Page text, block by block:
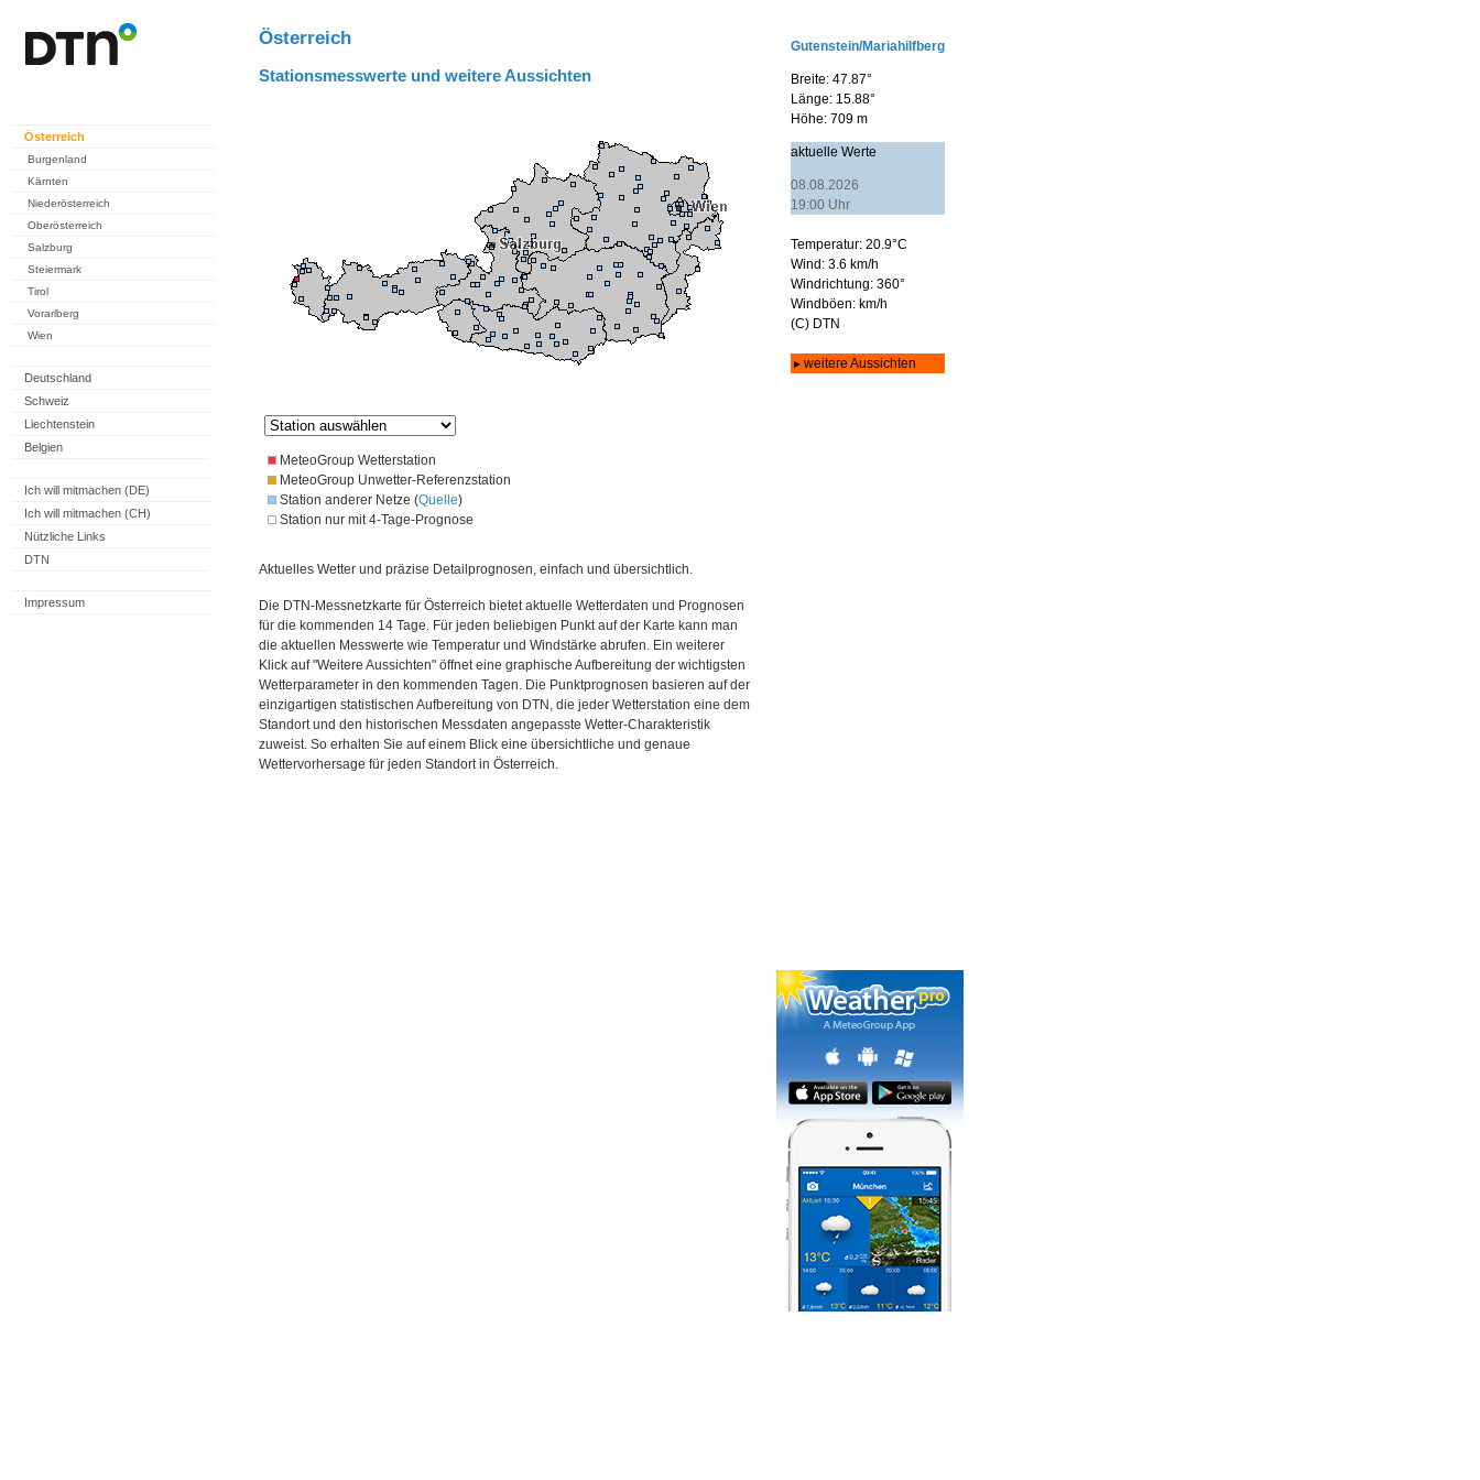
Österreich
Burgenland
Kärnten
Niederösterreich
Oberösterreich
Salzburg
Steiermark
Tirol
Vorarlberg
Wien
Deutschland
Schweiz
Liechtenstein
Belgien
Ich will mitmachen (DE)
Ich will mitmachen (CH)
Nützliche Links
DTN
Impressum
Österreich
Stationsmesswerte und weitere Aussichten
MeteoGroup Wetterstation
MeteoGroup Unwetter-Referenzstation
Station anderer Netze (Quelle)
Station nur mit 4-Tage-Prognose
Aktuelles Wetter und präzise Detailprognosen, einfach und übersichtlich.
Die DTN-Messnetzkarte für Österreich bietet aktuelle Wetterdaten und Prognosen
für die kommenden 14 Tage. Für jeden beliebigen Punkt auf der Karte kann man
die aktuellen Messwerte wie Temperatur und Windstärke abrufen. Ein weiterer
Klick auf "Weitere Aussichten" öffnet eine graphische Aufbereitung der wichtigsten
Wetterparameter in den kommenden Tagen. Die Punktprognosen basieren auf der
einzigartigen statistischen Aufbereitung von DTN, die jeder Wetterstation eine dem
Standort und den historischen Messdaten angepasste Wetter-Charakteristik
zuweist. So erhalten Sie auf einem Blick eine übersichtliche und genaue
Wettervorhersage für jeden Standort in Österreich.